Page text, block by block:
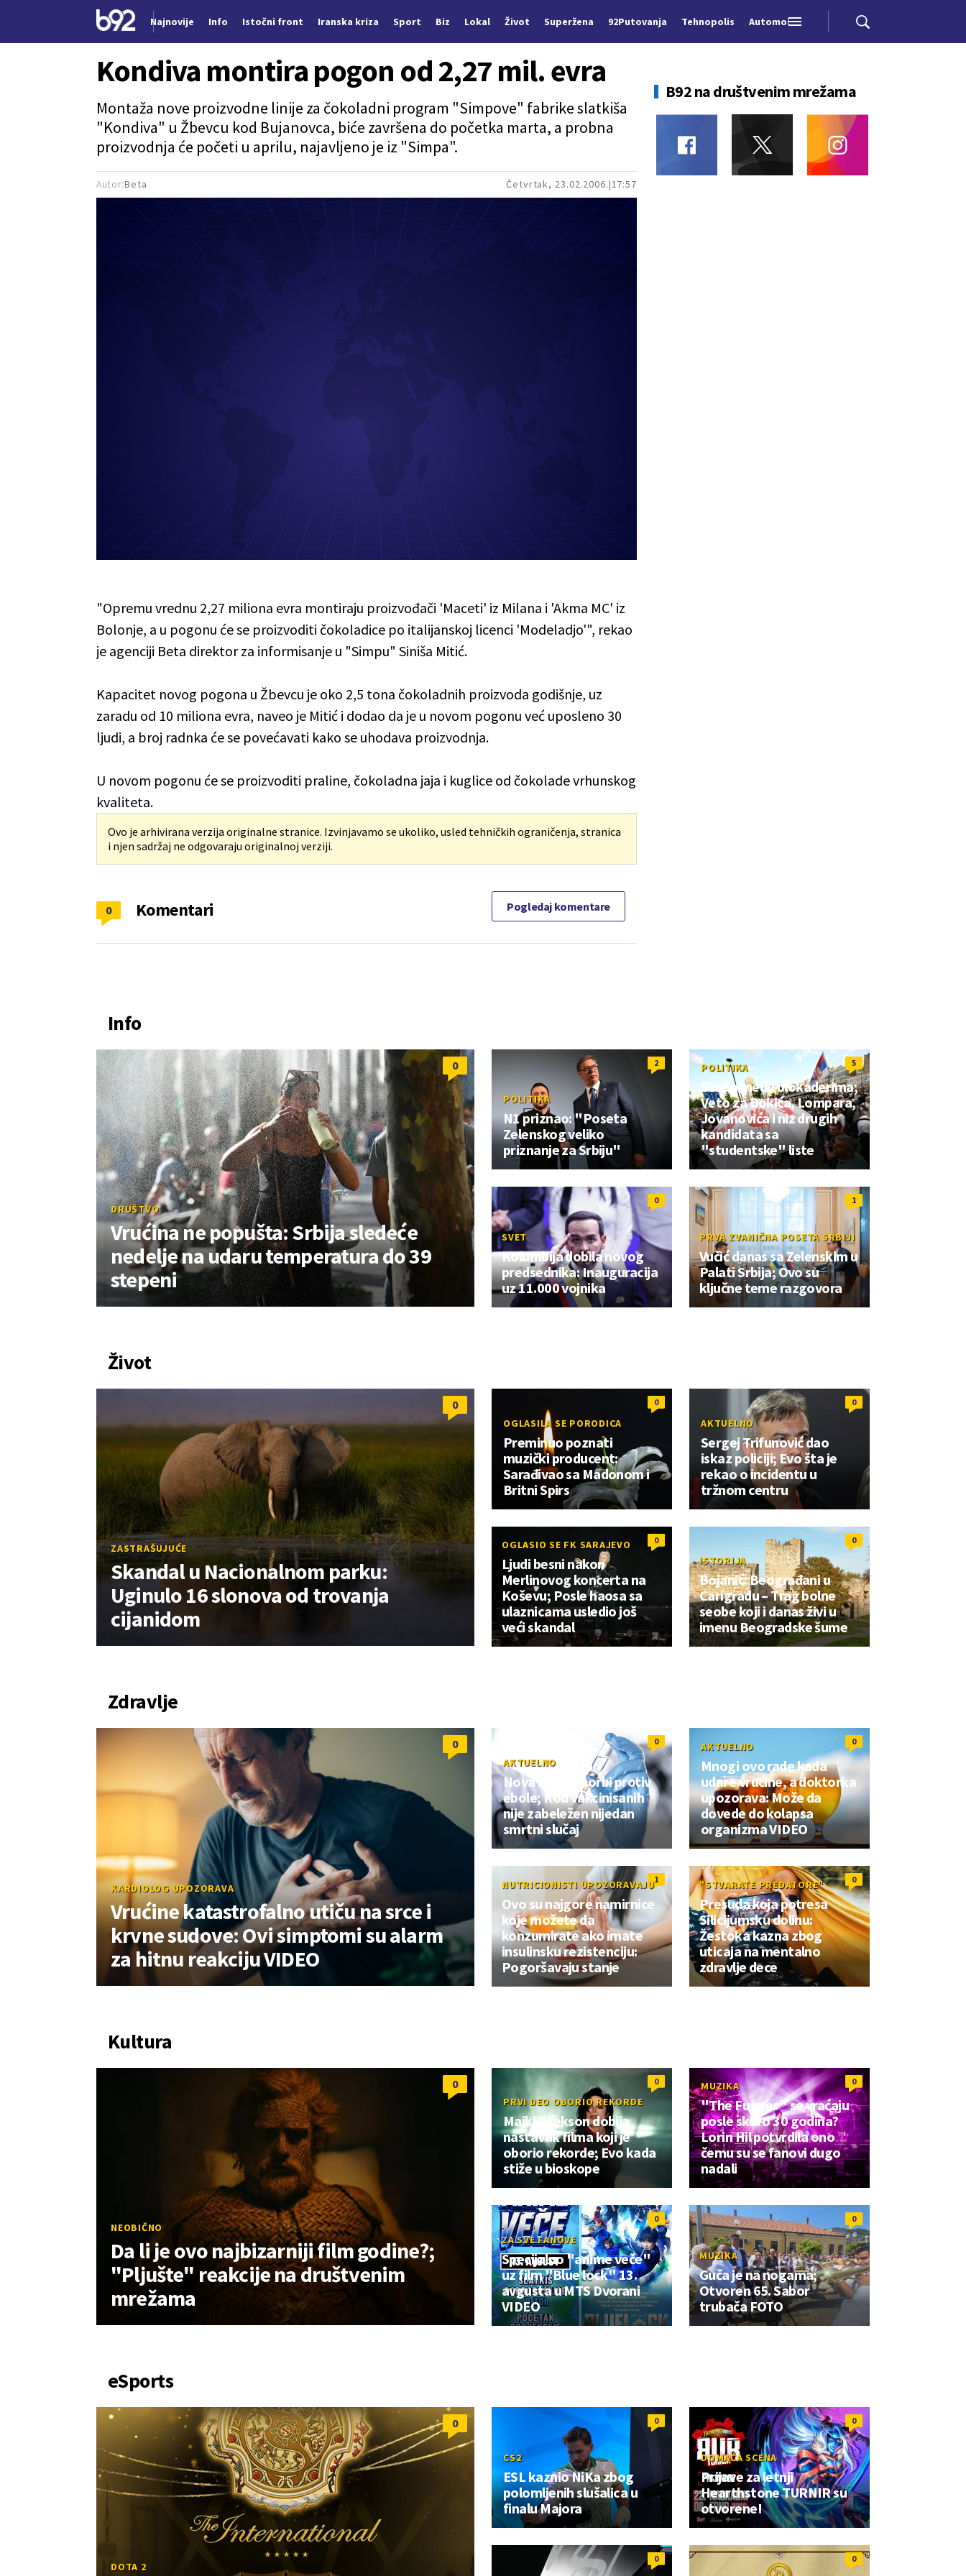
Najnovije Info Istočni front Iranska kriza Sport Biz Lokal Život Superžena 92Putovanja Tehnopolis Automobili
Četvrtak, 23.02.2006. 17:57
Kondiva montira pogon od 2,27 mil. evra
Montaža nove proizvodne linije za čokoladni program "Simpove" fabrike slatkiša
"Kondiva" u Žbevcu kod Bujanovca, biće završena do početka marta, a probna
proizvodnja će početi u aprilu, najavljeno je iz "Simpa".
Autor:Beta
"Opremu vrednu 2,27 miliona evra montiraju proizvođači 'Maceti' iz Milana i 'Akma MC' iz
Bolonje, a u pogonu će se proizvoditi čokoladice po italijanskoj licenci 'Modeladjo'", rekao
je agenciji Beta direktor za informisanje u "Simpu" Siniša Mitić.
Kapacitet novog pogona u Žbevcu je oko 2,5 tona čokoladnih proizvoda godišnje, uz
zaradu od 10 miliona evra, naveo je Mitić i dodao da je u novom pogonu već uposleno 30
ljudi, a broj radnka će se povećavati kako se uhodava proizvodnja.
U novom pogonu će se proizvoditi praline, čokoladna jaja i kuglice od čokolade vrhunskog
kvaliteta.
Ovo je arhivirana verzija originalne stranice. Izvinjavamo se ukoliko, usled tehničkih ograničenja, stranica
i njen sadržaj ne odgovaraju originalnoj verziji.
Komentari
0 Pogledaj komentare
B92 na društvenim mrežama
Info
0
DRUŠTVO
Vrućina ne popušta: Srbija sledeće
nedelje na udaru temperatura do 39
stepeni
2
POLITIKA
N1 priznao: "Poseta
Zelenskog veliko
priznanje za Srbiju"
5
POLITIKA
Svađa među blokaderima;
Veto za Đokića, Lompara,
Jovanovića i niz drugih
kandidata sa
"studentske" liste
0
SVET
Kolumbija dobila novog
predsednika: Inauguracija
uz 11.000 vojnika
1
PRVA ZVANIČNA POSETA SRBIJI
Vučić danas sa Zelenskim u
Palati Srbija; Ovo su
ključne teme razgovora
Život
0
ZASTRAŠUJUĆE
Skandal u Nacionalnom parku:
Uginulo 16 slonova od trovanja
cijanidom
0
OGLASILA SE PORODICA
Preminuo poznati
muzički producent:
Sarađivao sa Madonom i
Britni Spirs
0
AKTUELNO
Sergej Trifunović dao
iskaz policiji; Evo šta je
rekao o incidentu u
tržnom centru
0
OGLASIO SE FK SARAJEVO
Ljudi besni nakon
Merlinovog koncerta na
Koševu; Posle haosa sa
ulaznicama usledio još
veći skandal
0
ISTORIJA
Bojanić: Beograđani u
Carigradu – Тrag bolne
seobe koji i danas živi u
imenu Beogradske šume
Zdravlje
0
KARDIOLOG UPOZORAVA
Vrućine katastrofalno utiču na srce i
krvne sudove: Ovi simptomi su alarm
za hitnu reakciju VIDEO
0
AKTUELNO
Nova nada u borbi protiv
ebole; Kod vakcinisanih
nije zabeležen nijedan
smrtni slučaj
0
AKTUELNO
Mnogi ovo rade kada
udare vrućine, a doktorka
upozorava: Može da
dovede do kolapsa
organizma VIDEO
1
NUTRICIONISTI UPOZORAVAJU
Ovo su najgore namirnice
koje možete da
konzumirate ako imate
insulinsku rezistenciju:
Pogoršavaju stanje
0
"STVARATE PREDATORE"
Presuda koja potresa
Silicijumsku dolinu:
Žestoka kazna zbog
uticaja na mentalno
zdravlje dece
Kultura
0
NEOBIČNO
Da li je ovo najbizarniji film godine?;
"Pljušte" reakcije na društvenim
mrežama
0
PRVI DEO OBORIO REKORDE
Majkl Džekson dobija
nastavak filma koji je
oborio rekorde; Evo kada
stiže u bioskope
0
MUZIKA
"The Fugees" se vraćaju
posle skoro 30 godina?
Lorin Hil potvrdila ono
čemu su se fanovi dugo
nadali
0
ZA SVE FANOVE
Specijalno "anime veče"
uz film "Blue lock" 13.
avgusta u MTS Dvorani
VIDEO
0
MUZIKA
Guča je na nogama;
Otvoren 65. Sabor
trubača FOTO
eSports
0
DOTA 2
0
CS2
ESL kaznio NiKa zbog
polomljenih slušalica u
finalu Majora
0
DOMAĆA SCENA
Prijave za letnji
Hearthstone TURNIR su
otvorene!
0 0